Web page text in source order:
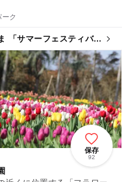
ク
「サマーフェスティバ
保存
92